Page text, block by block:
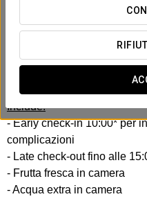
Orari flessibili, tutto
All’Exe Suites Reforma,
di comfort pensando alla
fretta, senza complicazioni.
Include:
- Early check-in 10:00* per
complicazioni
- Late check-out fino alle
- Frutta fresca in camera
- Acqua extra in camera